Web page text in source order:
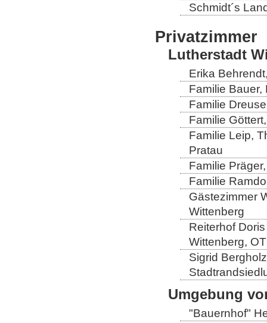
Schmidt´s
Privatzimmer
Lutherstadt
Erika
Familie Bauer,
Familie
Familie
Familie Leip,
Pratau
Familie
Familie
Gästezimmer
Wittenberg
Reiterhof
Wittenberg,
Sigrid
Umgebung
"Bauernhof"